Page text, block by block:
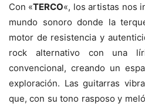
Con «TERCO«, los artistas nos
mundo sonoro donde la
motor de resistencia y
rock alternativo con una
convencional, creando un
exploración. Las guitarras
que, con su tono rasposo y